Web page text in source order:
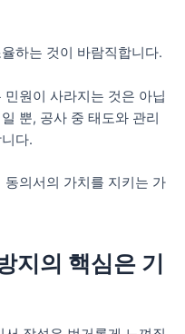
하는 것이 바람직합니다.
원이 사라지는 것은 아닙
뿐, 공사 중 태도와 관리
다.
의서의 가치를 지키는 가
지의 핵심은 기